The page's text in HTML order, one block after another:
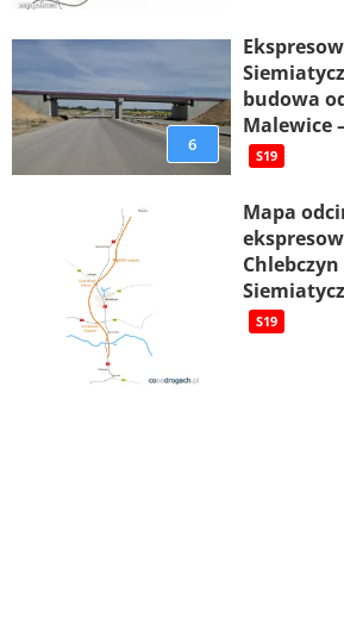
6
budowa
Malewice
S19
Mapa
Siemiatycz
S19